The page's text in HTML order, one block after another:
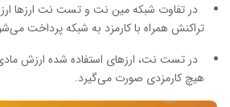
در تفاوت شبکه مین نت و تست نت ارزها
تراکنش همراه با کارمزد به شبکه پرداخت
در تست نت، ارزهای استفاده شده ارزش
هیچ کارمزدی صورت می‌گیرد.